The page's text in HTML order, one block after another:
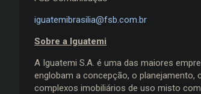
iguatemibrasilia@fsb.com.br
Sobre a Iguatemi
A Iguatemi S.A. é uma das maiores
englobam a concepção, o planejamento,
complexos imobiliários de uso misto